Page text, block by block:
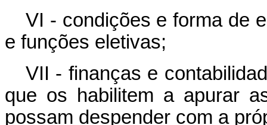
VI - condições e forma de
e funções eletivas;
VII - finanças e
que os habilitem a apurar
possam despender com a